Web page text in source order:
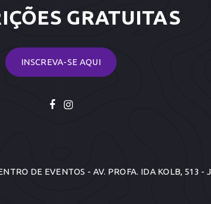
GRATUITAS
INSCREVA-SE AQUI
DE EVENTOS - AV. PROFA. IDA KOLB, 513 -